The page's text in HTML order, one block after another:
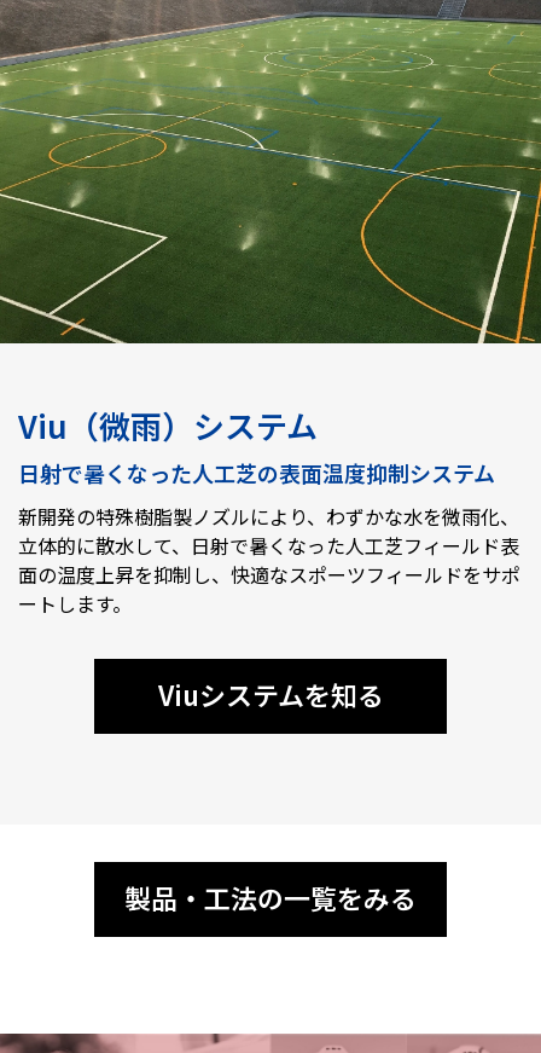
Viu（微雨）システム
日射で暑くなった人工芝の表面温度抑制システム
新開発の特殊樹脂製ノズルにより、わずかな水を微雨化、
立体的に散水して、日射で暑くなった人工芝フィールド表
面の温度上昇を抑制し、快適なスポーツフィールドをサポ
ートします。
Viuシステムを知る
製品・工法の一覧をみる